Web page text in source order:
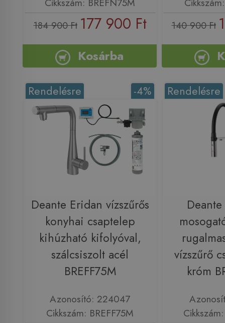
184 900 Ft 177 900 Ft
Kosárba
140 900 Ft
-4%
Rendelésre
Deante Eridan vízszűrős
konyhai csaptelep
kihúzható kifolyóval,
szálcsiszolt acél
BREFF75M
Azonosító: 224047
Cikkszám: BREFF75M
Rendelésre
vízszűrő
króm